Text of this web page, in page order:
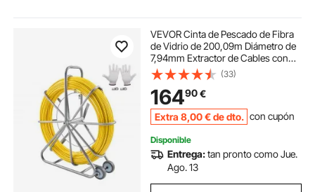
VEVOR Cinta de Pescado de Fibra
de Vidrio de 200,09m Diámetro de
7,94mm Extractor de Cables con
Varilla para Pasar Cables, Soporte
de Carrete de Acero, 3 Cabezales
de Extracción, Herramientas de
Pesca
(33)
16490€
Extra 8,00 €de dto. con cupón
Disponible
Entrega:tan pronto como Jue.
Ago. 13